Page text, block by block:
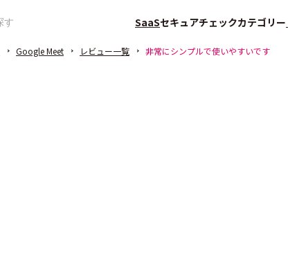
SaaSセキュアチェックカテゴリー
Google Meet レビュー一覧 非常にシンプルで使いやすいです